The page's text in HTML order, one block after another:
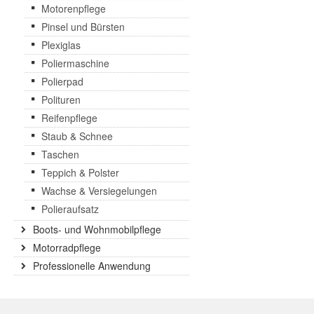
Motorenpflege
Pinsel und Bürsten
Plexiglas
Poliermaschine
Polierpad
Polituren
Reifenpflege
Staub & Schnee
Taschen
Teppich & Polster
Wachse & Versiegelungen
Polieraufsatz
Boots- und Wohnmobilpflege
Motorradpflege
Professionelle Anwendung